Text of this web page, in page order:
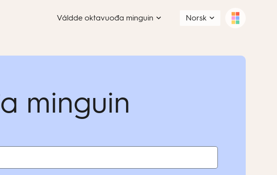
Váldde oktavuođa minguin Norsk
minguin